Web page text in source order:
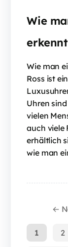
Wie
erkennt
Wie man
Ross ist
Uhren
vielen
auch viele
erhältlich
wie man
←
1 2